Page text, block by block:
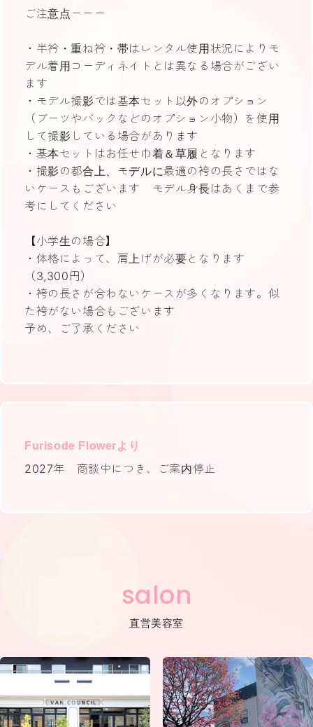
ご注意点ーーー
・半衿・重ね衿・帯はレンタル使用状況によりモ
デル着用コーディネイトとは異なる場合がござい
ます
・モデル撮影では基本セット以外のオプション
（ブーツやバックなどのオプション小物）を使用
して撮影している場合があります
・基本セットはお任せ巾着＆草履となります
・撮影の都合上、モデルに最適の袴の長さではな
いケースもございます モデル身長はあくまで参
考にしてください
【小学生の場合】
・体格によって、肩上げが必要となります
（3,300円）
・袴の長さが合わないケースが多くなります。似
た袴がない場合もございます
予め、ご了承ください
Furisode Flowerより
2027年 商談中につき、ご案内停止
salon
直営美容室